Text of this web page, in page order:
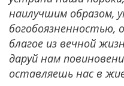
наилучшим образом,
богобоязненностью,
благое из вечной
даруй нам
оставляешь нас в